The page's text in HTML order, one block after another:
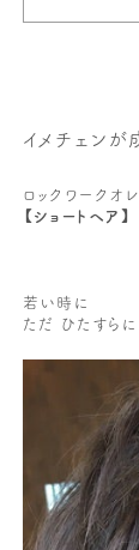
イメチェン
ロックワークオ
【ショートヘア】
若い時に
ただ ひたすらに